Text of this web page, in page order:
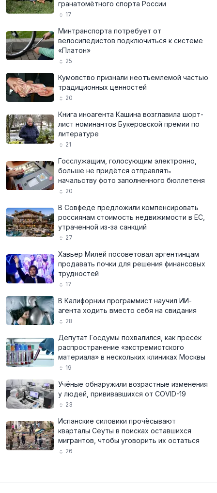
гранатомётного спорта России
17
Минтранспорта потребует от
велосипедистов подключиться к системе
«Платон»
25
Кумовство признали неотъемлемой частью
традиционных ценностей
20
Книга иноагента Кашина возглавила шорт-
лист номинантов Букеровской премии по
литературе
21
Госслужащим, голосующим электронно,
больше не придётся отправлять
начальству фото заполненного бюллетеня
20
В Совфеде предложили компенсировать
россиянам стоимость недвижимости в ЕС,
утраченной из-за санкций
27
Хавьер Милей посоветовал аргентинцам
продавать почки для решения финансовых
трудностей
17
В Калифорнии программист научил ИИ-
агента ходить вместо себя на свидания
28
Депутат Госдумы похвалился, как пресёк
распространение «экстремистского
материала» в нескольких клиниках Москвы
19
Учёные обнаружили возрастные изменения
у людей, прививавшихся от COVID-19
23
Испанские силовики прочёсывают
кварталы Сеуты в поисках оставшихся
мигрантов, чтобы уговорить их остаться
26